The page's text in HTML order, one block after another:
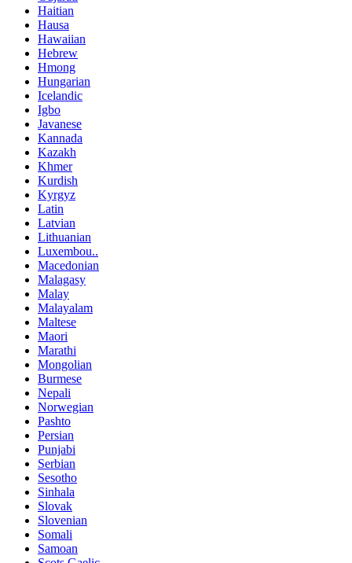
Haitian
Hausa
Hawaiian
Hebrew
Hmong
Hungarian
Icelandic
Igbo
Javanese
Kannada
Kazakh
Khmer
Kurdish
Kyrgyz
Latin
Latvian
Lithuanian
Luxembou..
Macedonian
Malagasy
Malay
Malayalam
Maltese
Maori
Marathi
Mongolian
Burmese
Nepali
Norwegian
Pashto
Persian
Punjabi
Serbian
Sesotho
Sinhala
Slovak
Slovenian
Somali
Samoan